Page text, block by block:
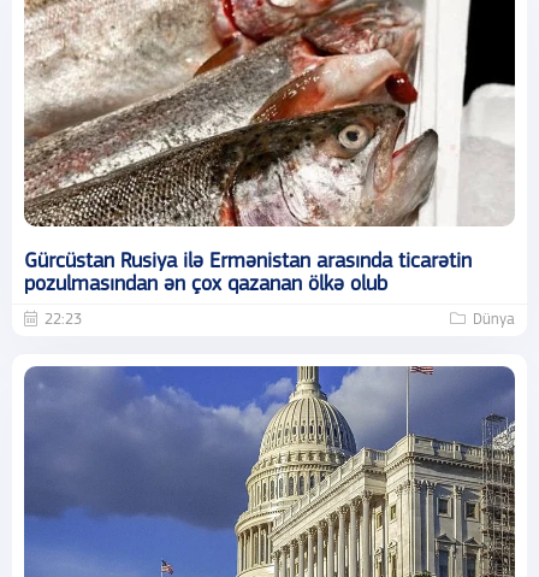
Gürcüstan Rusiya ilə Ermənistan arasında ticarətin
pozulmasından ən çox qazanan ölkə olub
22:23 Dünya